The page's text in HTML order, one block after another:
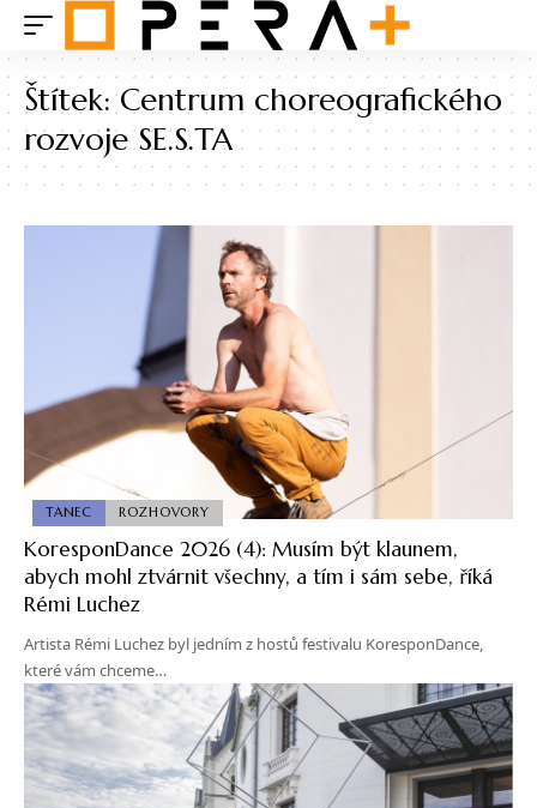
Štítek:Centrum choreografického
rozvoje SE.S.TA
TANEC ROZHOVORY
KoresponDance 2026 (4): Musím být klaunem,
abych mohl ztvárnit všechny, a tím i sám sebe, říká
Rémi Luchez
Artista Rémi Luchez byl jedním z hostů festivalu KoresponDance,
které vám chceme…